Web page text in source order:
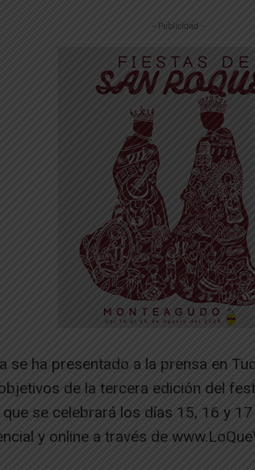
-- Publicidad --
se ha presentado a la prensa en
de la tercera edición del
que se celebrará los días 15, 16 y
y online a través de